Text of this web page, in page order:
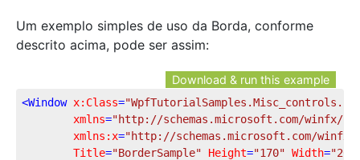
Um exemplo simples de uso da Borda, conforme
descrito acima, pode ser assim:
Download & run this example
<Window x:Class=
xmlns="http://schemas.microsoft.com/winfx/
xmlns:x="http://schemas.microsoft.com/winfx/
Title="BorderSample" Height="170" Width=